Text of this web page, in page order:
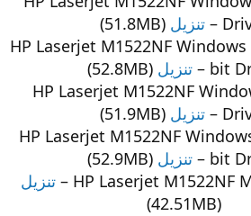
تنزيل (51.8MB)
HP Laserjet M1522NF Windows
bit
تنزيل (52.8MB)
HP Laserjet M1522NF
تنزيل (51.9MB)
HP Laserjet M1522NF
bit
تنزيل (52.9MB)
HP Laserjet M1522NF
تنزيل
(42.51MB)